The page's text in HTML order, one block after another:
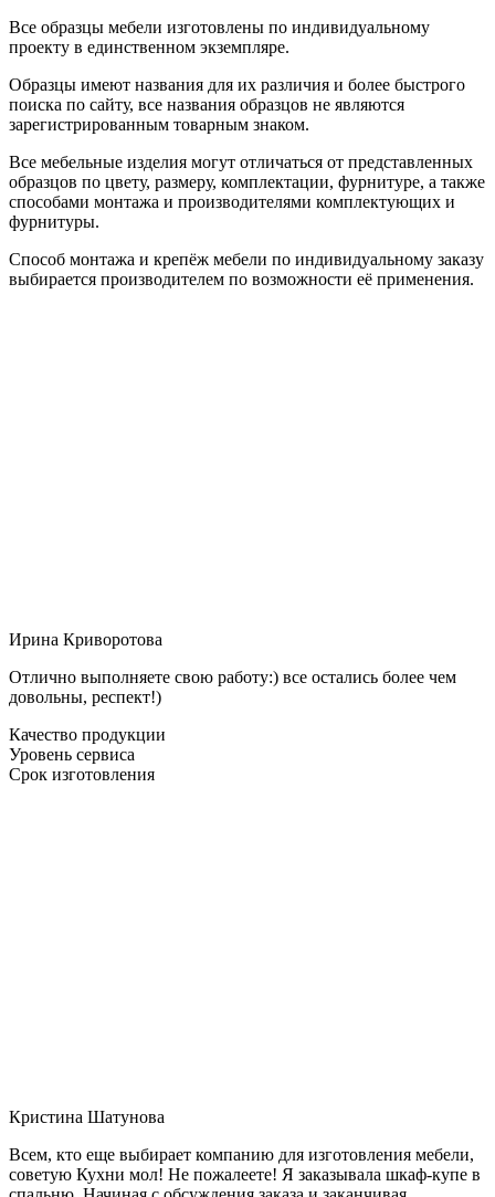
Все образцы мебели изготовлены по индивидуальному
проекту в единственном экземпляре.
Образцы имеют названия для их различия и более быстрого
поиска по сайту, все названия образцов не являются
зарегистрированным товарным знаком.
Все мебельные изделия могут отличаться от представленных
образцов по цвету, размеру, комплектации, фурнитуре, а также
способами монтажа и производителями комплектующих и
фурнитуры.
Способ монтажа и крепёж мебели по индивидуальному заказу
выбирается производителем по возможности её применения.
Ирина Криворотова
Отлично выполняете свою работу:) все остались более чем
довольны, респект!)
Качество продукции
Уровень сервиса
Срок изготовления
Кристина Шатунова
Всем, кто еще выбирает компанию для изготовления мебели,
советую Кухни мол! Не пожалеете! Я заказывала шкаф-купе в